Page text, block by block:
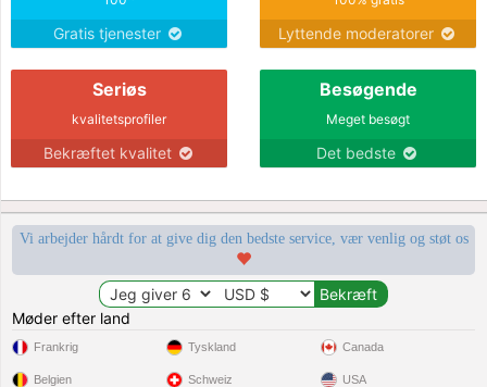
Gratis tjenester Lyttende moderatorer
Seriøs
kvalitetsprofiler
Bekræftet kvalitet
Besøgende
Meget besøgt
Det bedste
Vi arbejder hårdt for at give dig den bedste service, vær venlig og støt os
Møder efter land
Frankrig
Belgien
Tyskland
Schweiz
Canada
USA